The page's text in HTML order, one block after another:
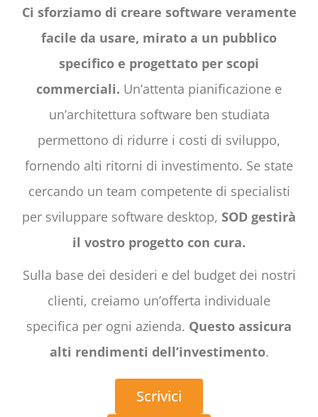
Ci sforziamo di creare software veramente
facile da usare, mirato a un pubblico
specifico e progettato per scopi
commerciali. Un’attenta pianificazione e
un’architettura software ben studiata
permettono di ridurre i costi di sviluppo,
fornendo alti ritorni di investimento. Se state
cercando un team competente di specialisti
per sviluppare software desktop, SOD gestirà
il vostro progetto con cura.
Sulla base dei desideri e del budget dei nostri
clienti, creiamo un’offerta individuale
specifica per ogni azienda. Questo assicura
alti rendimenti dell’investimento.
Scrivici